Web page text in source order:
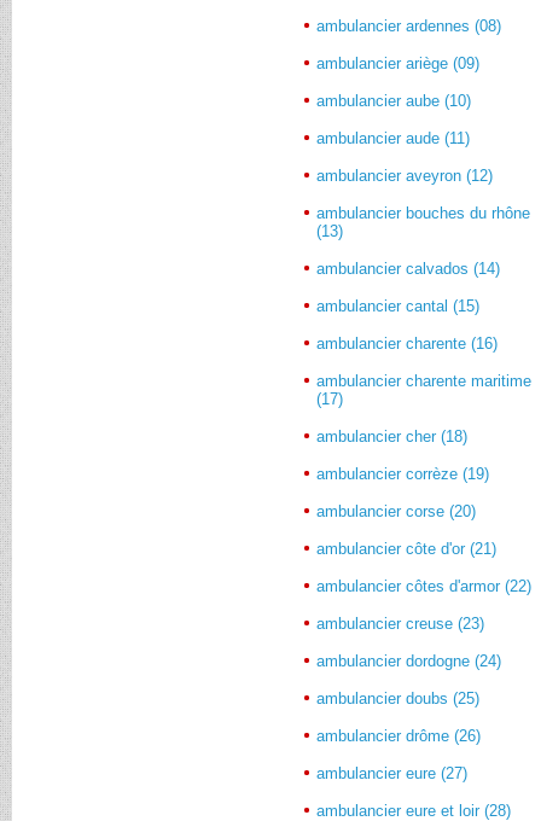
ambulancier ardennes (08)
ambulancier ariège (09)
ambulancier aube (10)
ambulancier aude (11)
ambulancier aveyron (12)
ambulancier bouches du rhône
(13)
ambulancier calvados (14)
ambulancier cantal (15)
ambulancier charente (16)
ambulancier charente maritime
(17)
ambulancier cher (18)
ambulancier corrèze (19)
ambulancier corse (20)
ambulancier côte d'or (21)
ambulancier côtes d'armor (22)
ambulancier creuse (23)
ambulancier dordogne (24)
ambulancier doubs (25)
ambulancier drôme (26)
ambulancier eure (27)
ambulancier eure et loir (28)